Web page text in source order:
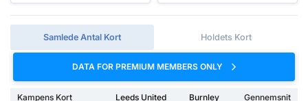
Samlede Antal Kort Holdets Kort
DATA FOR PREMIUM MEMBERS ONLY
Kampens Kort Leeds United Burnley
Gennemsnit